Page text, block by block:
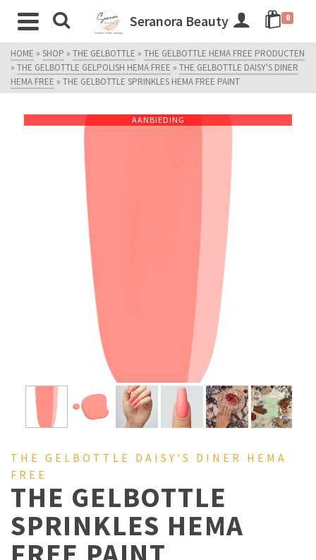
Seranora Beauty 0
HOME » SHOP » THE GELBOTTLE » THE GELBOTTLE HEMA FREE PRODUCTEN
» THE GELBOTTLE GELPOLISH HEMA FREE » THE GELBOTTLE DAISY'S DINER
HEMA FREE » THE GELBOTTLE SPRINKLES HEMA FREE PAINT
AANBIEDING
THE GELBOTTLE DAISY'S DINER HEMA
FREE
THE GELBOTTLE
SPRINKLES HEMA